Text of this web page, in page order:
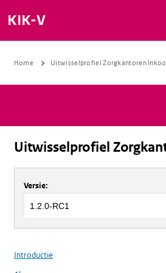
KIK-V
Home Uitwisselprofiel Zorgkantoren
Uitwisselprofiel
Over
Versie:
Introductie